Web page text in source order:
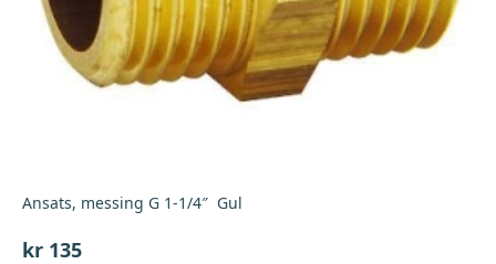
Ansats, messing G 1-1/4″ Gul
kr 135